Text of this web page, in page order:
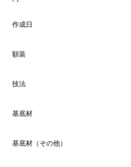
作成日
額装
技法
基底材
基底材（その他）